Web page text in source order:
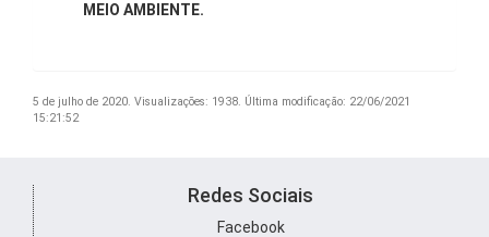
MEIO AMBIENTE.
5 de julho de 2020. Visualizações: 1938. Última modificação: 22/06/2021
15:21:52
Redes Sociais
Facebook